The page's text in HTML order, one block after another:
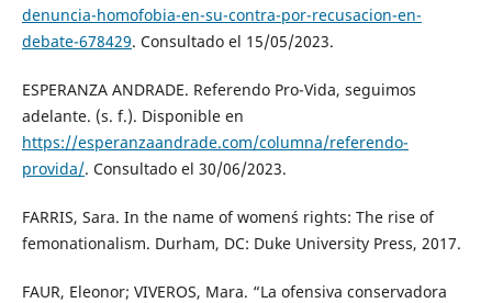
denuncia-homofobia-en-su-contra-por-recusacion-en-
debate-678429. Consultado el 15/05/2023.
ESPERANZA ANDRADE. Referendo Pro-Vida, seguimos
adelante. (s. f.). Disponible en
https://esperanzaandrade.com/columna/referendo-
provida/. Consultado el 30/06/2023.
FARRIS, Sara. In the name of women´s rights: The rise of
femonationalism. Durham, DC: Duke University Press, 2017.
FAUR, Eleonor; VIVEROS, Mara. “La ofensiva conservadora